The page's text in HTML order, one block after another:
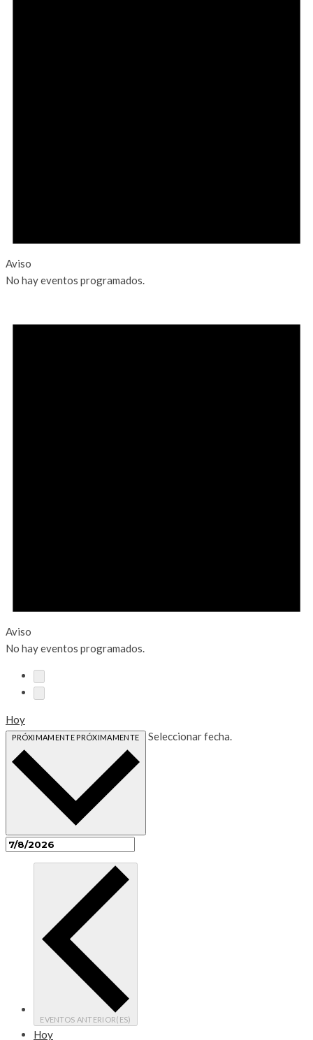
Aviso
No hay eventos programados.
Aviso
No hay eventos programados.
Hoy
PRÓXIMAMENTE PRÓXIMAMENTE Seleccionar fecha.
EVENTOS ANTERIOR(ES)
Hoy